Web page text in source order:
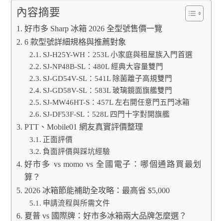
內容摘要
好市多 Sharp 冰箱 2026 全型號售價一覽
6 款型號詳細規格與推薦對象
SJ-H25Y-WH：253L 小家庭與租屋族入門首選
SJ-NP48B-SL：480L 經典大容量雙門
SJ-GD54V-SL：541L 除菌離子高規雙門
SJ-GD58V-SL：583L 玻璃鏡面旗艦雙門
SJ-MW46HT-S：457L 左右開任意門五門冰箱
SJ-DF53F-SL：528L 四門十字對開旗艦
PTT、Mobile01 網友真實評價整理
正面評價
負面評價與踩坑經驗
好市多 vs momo vs 全國電子：哪個通路買最划
算？
2026 冰箱節能補助全攻略：最高省 $5,000
申請流程與所需文件
夏普 vs 國際牌：好市多冰箱兩大品牌怎麼選？